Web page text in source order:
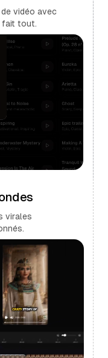
vidéo avec
fait tout.
virales